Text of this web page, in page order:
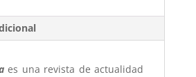
es una revista de actualidad